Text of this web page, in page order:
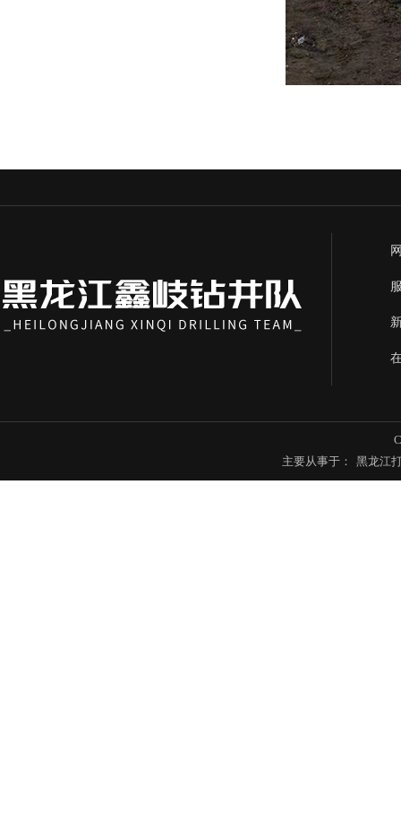
主要从事于：
黑龙江